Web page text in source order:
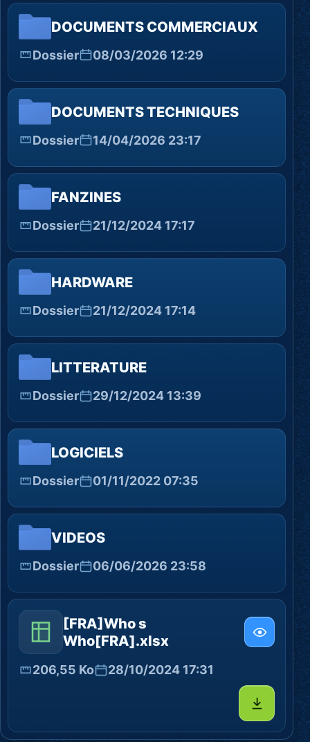
DOCUMENTS COMMERCIAUX
Dossier 08/03/2026 12:29
DOCUMENTS TECHNIQUES
Dossier 14/04/2026 23:17
FANZINES
Dossier 21/12/2024 17:17
HARDWARE
Dossier 21/12/2024 17:14
LITTERATURE
Dossier 29/12/2024 13:39
LOGICIELS
Dossier 01/11/2022 07:35
VIDEOS
Dossier 06/06/2026 23:58
[FRA]Who s
Who[FRA].xlsx
206,55 Ko 28/10/2024 17:31